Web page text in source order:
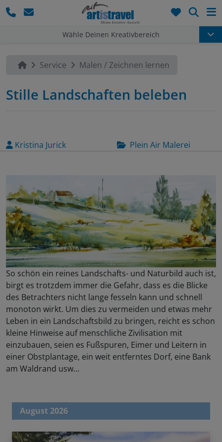
Wähle Deinen Kreativbereich
Service Malen / Zeichnen lernen
Stille Landschaften beleben
Kristina Jurick Plein Air Malerei
So schön ein reines Landschafts- und Naturbild auch ist,
birgt es trotzdem immer die Gefahr, dass es die Blicke
des Betrachters nicht lange fesseln kann und schnell
monoton wirkt. Um dies zu vermeiden und etwas mehr
Leben in ein Landschaftsbild zu bringen, reicht es schon
kleine Hinweise auf menschliche Zivilisation mit
einzubauen, seien es Fußspuren, Eimer und Leitern in
einer Obstplantage, ein weit entferntes Dorf, eine Bank
am Waldrand usw…
August 2026